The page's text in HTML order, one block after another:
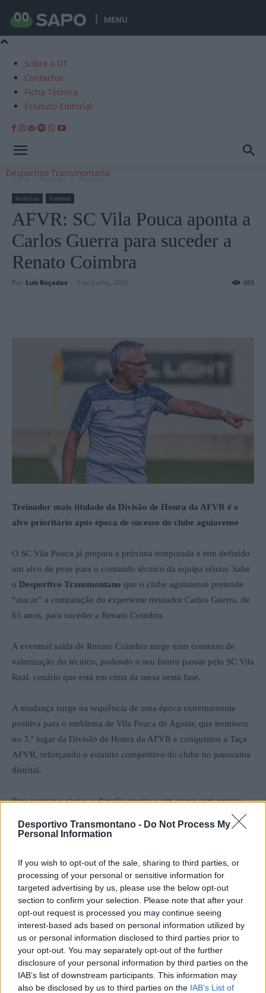
Desportivo Transmontano - Do Not Process My
Personal Information
If you wish to opt-out of the sale, sharing to third parties, or
processing of your personal or sensitive information for
targeted advertising by us, please use the below opt-out
section to confirm your selection. Please note that after your
opt-out request is processed you may continue seeing
interest-based ads based on personal information utilized by
us or personal information disclosed to third parties prior to
your opt-out. You may separately opt-out of the further
disclosure of your personal information by third parties on the
IAB’s list of downstream participants. This information may
also be disclosed by us to third parties on the IAB’s List of
MENU
Sobre o DT
Contactos
Ficha Técnica
Estatuto Editorial
Desportivo Transmontano
Início Notícias Futebol
Notícias Futebol
AFVR: SC Vila Pouca aponta a
Carlos Guerra para suceder a
Renato Coimbra
Por Luís Roçadas - 9 de Junho, 2026 669
Treinador mais titulado da Divisão de Honra da AFVR é o
alvo prioritário após época de sucesso do clube aguiarense
O SC Vila Pouca já prepara a próxima temporada e tem definido
um alvo de peso para o comando técnico da equipa sénior. Sabe
o Desportivo Transmontano que o clube aguiarense pretende
“atacar” a contratação do experiente treinador Carlos Guerra, de
65 anos, para suceder a Renato Coimbra.
A eventual saída de Renato Coimbra surge num contexto de
valorização do técnico, podendo o seu futuro passar pelo SC Vila
Real, cenário que está em cima da mesa nesta fase.
A mudança surge na sequência de uma época extremamente
positiva para o emblema de Vila Pouca de Aguiar, que terminou
no 3.º lugar da Divisão de Honra da AFVR e conquistou a Taça
AFVR, reforçando o estatuto competitivo do clube no panorama
distrital.
Para ocupar o cargo, a direção aponta a um nome com provas
mais do que dadas no futebol distrital.Carlos Guerra é o treinador
mais titulado da Divisão de Honra da AFVR, somando vários
Pedras Salgadas (2012/13), GD Chaves Satélite (2017/18) e GD
Chaves B (2024/25).
No percurso, destaca-se ainda a conquista da Série A da 2.ª
Divisão de Sub-19, que culminou com a subida ao principal
escalão nacional no escalão de formação, na época 2015/16.
A confirmar-se este cenário, o SC Vila Pouca assegura um
treinador altamente experiente, enquanto Renato Coimbra poderá